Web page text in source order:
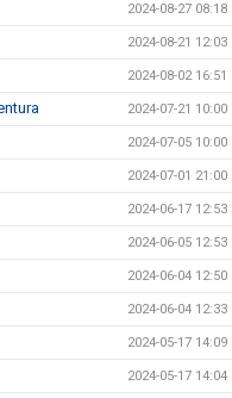
2024-08-27 08:18
2024-08-21 12:03
2024-08-02 16:51
2024-07-21 10:00
2024-07-05 10:00
2024-07-01 21:00
2024-06-17 12:53
2024-06-05 12:53
2024-06-04 12:50
2024-06-04 12:33
2024-05-17 14:09
2024-05-17 14:04